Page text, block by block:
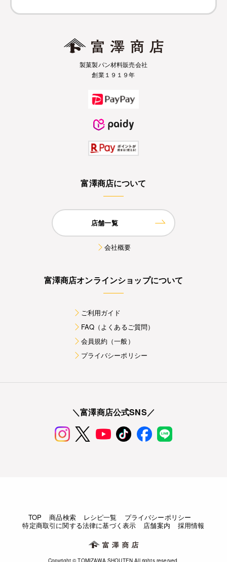
製菓製パン材料販売会社
創業１９１９年
富澤商店について
店舗一覧
会社概要
富澤商店オンラインショップについて
ご利用ガイド
FAQ（よくあるご質問）
会員規約（一般）
プライバシーポリシー
＼富澤商店公式SNS／
TOP 商品検索 レシピ一覧
プライバシーポリシー
特定商取引に関する法律に基づく表示
店舗案内 採用情報
Copyright © TOMIZAWA SHOUTEN All rights reserved.